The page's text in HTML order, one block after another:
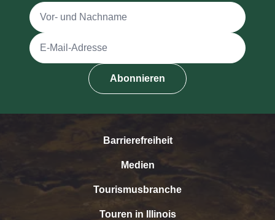
Vollständiger Name
E-Mail-Adresse
Abonnieren
Barrierefreiheit
Medien
Tourismusbranche
Touren in Illinois